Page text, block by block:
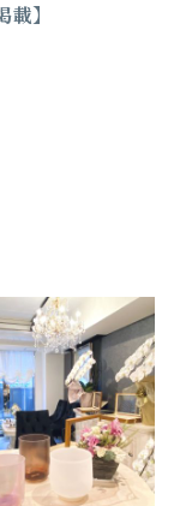
載】